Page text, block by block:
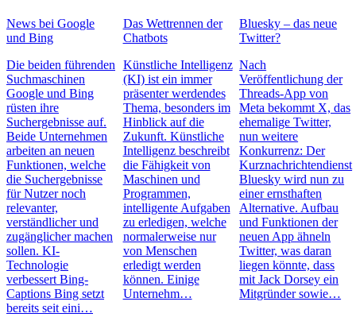
News bei Google
und Bing
Die beiden führenden
Suchmaschinen
Google und Bing
rüsten ihre
Suchergebnisse auf.
Beide Unternehmen
arbeiten an neuen
Funktionen, welche
die Suchergebnisse
für Nutzer noch
relevanter,
verständlicher und
zugänglicher machen
sollen. KI-
Technologie
verbessert Bing-
Captions Bing setzt
bereits seit eini…
Das Wettrennen der
Chatbots
Künstliche Intelligenz
(KI) ist ein immer
präsenter werdendes
Thema, besonders im
Hinblick auf die
Zukunft. Künstliche
Intelligenz beschreibt
die Fähigkeit von
Maschinen und
Programmen,
intelligente Aufgaben
zu erledigen, welche
normalerweise nur
von Menschen
erledigt werden
können. Einige
Unternehm…
Bluesky – das neue
Twitter?
Nach
Veröffentlichung der
Threads-App von
Meta bekommt X, das
ehemalige Twitter,
nun weitere
Konkurrenz: Der
Kurznachrichtendienst
Bluesky wird nun zu
einer ernsthaften
Alternative. Aufbau
und Funktionen der
neuen App ähneln
Twitter, was daran
liegen könnte, dass
mit Jack Dorsey ein
Mitgründer sowie…